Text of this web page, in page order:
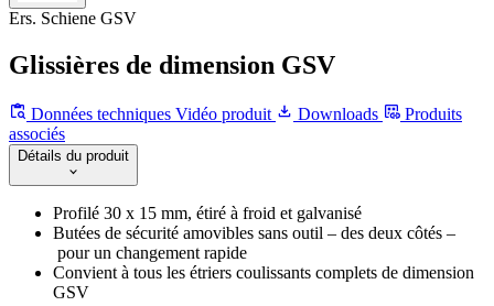
Ers. Schiene GSV
Glissières de dimension GSV
Données techniques Vidéo produit Downloads
Produits
associés
Détails du produit
Profilé 30 x 15 mm, étiré à froid et galvanisé
Butées de sécurité amovibles sans outil – des deux côtés –
pour un changement rapide
Convient à tous les étriers coulissants complets de dimension
GSV